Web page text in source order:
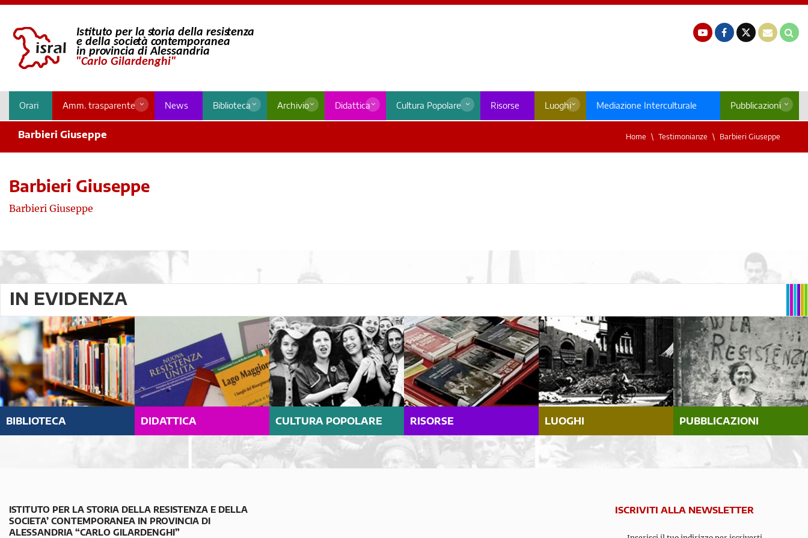
Orari Amm. trasparente News Biblioteca Archivio Didattica Cultura Popolare Risorse Luoghi Mediazione Interculturale Pubblicazioni
Barbieri Giuseppe Home Testimonianze Barbieri Giuseppe
Barbieri Giuseppe
Barbieri Giuseppe
IN EVIDENZA
BIBLIOTECA DIDATTICA CULTURA POPOLARE RISORSE LUOGHI PUBBLICAZIONI
ISTITUTO PER LA STORIA DELLA RESISTENZA E DELLA
SOCIETA’ CONTEMPORANEA IN PROVINCIA DI
ALESSANDRIA “CARLO GILARDENGHI”
ISCRIVITI ALLA NEWSLETTER